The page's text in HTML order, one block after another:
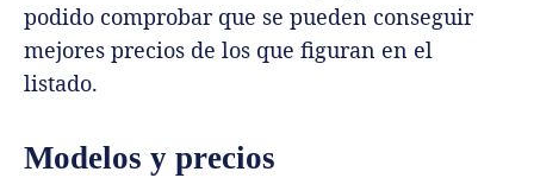
podido comprobar que se pueden conseguir
mejores precios de los que figuran en el
listado.
Modelos y precios